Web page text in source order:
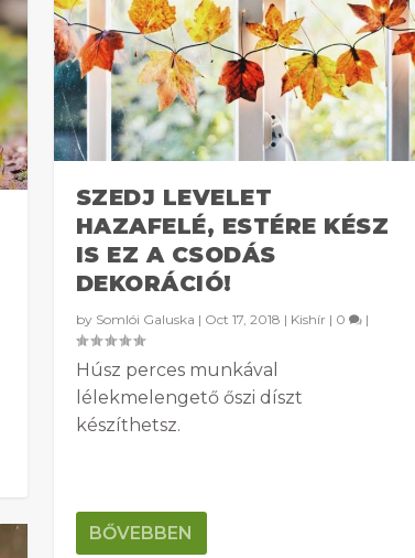
SZEDJ LEVELET
HAZAFELÉ, ESTÉRE KÉSZ
IS EZ A CSODÁS
DEKORÁCIÓ!
by Somlói Galuska | Oct 17, 2018 | Kishír| 0 |
Húsz perces munkával
lélekmelengető őszi díszt
készíthetsz.
BŐVEBBEN